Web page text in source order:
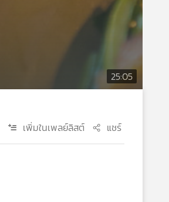
25:05
เพิ่มในเพลย์ลิสต์ แชร์